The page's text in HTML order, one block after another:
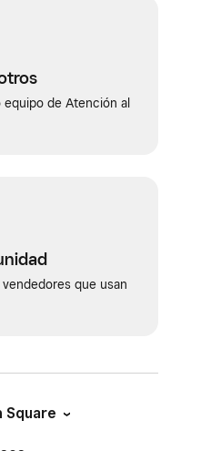
de Atención al
que usan
Square